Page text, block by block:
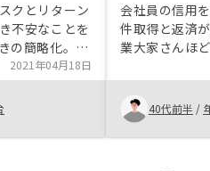
クとリターン
不安なことを
の簡略化。
されてるとは
2021年04月18日
会社員の信用
件取得と返済
業大家さんほ
した。 良い条
貸管理の強み
等、良いとこ
購入に至る段
40代前半 /